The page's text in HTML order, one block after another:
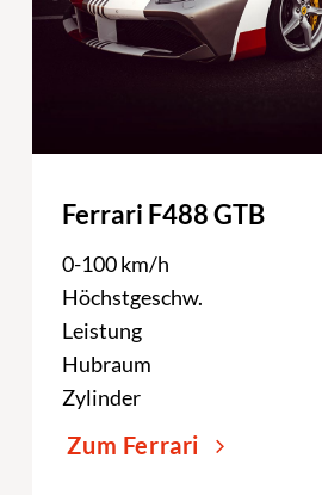
Ferrari F488 GTB
0-100 km/h
Höchstgeschw.
Leistung
Hubraum
Zylinder
Zum Ferrari